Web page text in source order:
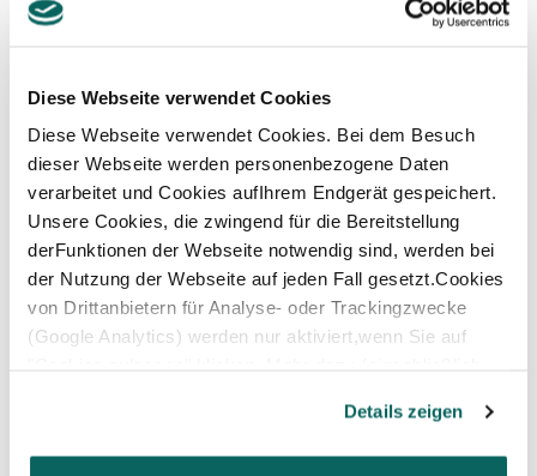
Diese Webseite verwendet Cookies
Diese Webseite verwendet Cookies. Bei dem Besuch
dieser Webseite werden personenbezogene Daten
verarbeitet und Cookies aufIhrem Endgerät gespeichert.
Unsere Cookies, die zwingend für die Bereitstellung
derFunktionen der Webseite notwendig sind, werden bei
der Nutzung der Webseite auf jeden Fall gesetzt.Cookies
von Drittanbietern für Analyse- oder Trackingzwecke
(Google Analytics) werden nur aktiviert,wenn Sie auf
Datenschutzerklärung—
Impressum.
Details zeigen
Berater mit Branchenhintergrund
UNSER EXECUTIVE SEARCH
PROZESS: VON ANFANG BIS
ENDE.
Schritt 1: Das persönliche
Gespräch als Ausgangspunkt